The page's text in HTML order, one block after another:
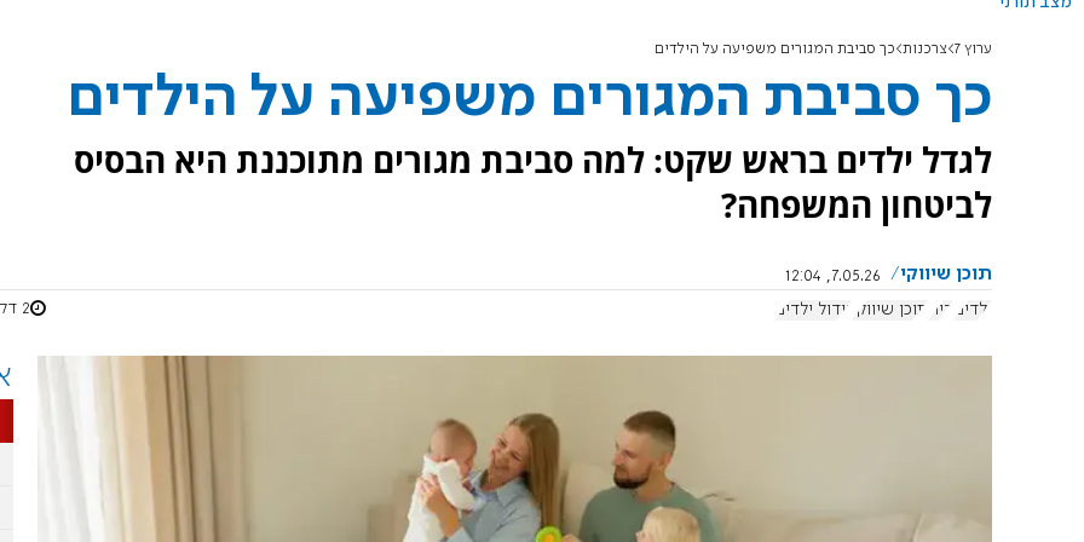
ערוץ 7 צרכנות כך סביבת המגורים משפיעה על הילדים
כך סביבת המגורים משפיעה על הילדים
לגדל ילדים בראש שקט: למה סביבת מגורים מתוכננת היא הבסיס
לביטחון המשפחה?
תוכן שיווקי
7.05.26, 12:04
ילדים בית תוכן שיווקי גידול ילדים 2 דקות